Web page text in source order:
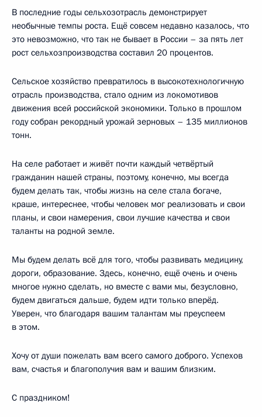
В последние годы сельхозотрасль демонстрирует
необычные темпы роста. Ещё совсем недавно казалось, что
это невозможно, что так не бывает в России – за пять лет
рост сельхозпроизводства составил 20 процентов.
Сельское хозяйство превратилось в высокотехнологичную
отрасль производства, стало одним из локомотивов
движения всей российской экономики. Только в прошлом
году собран рекордный урожай зерновых – 135 миллионов
тонн.
На селе работает и живёт почти каждый четвёртый
гражданин нашей страны, поэтому, конечно, мы всегда
будем делать так, чтобы жизнь на селе стала богаче,
краше, интереснее, чтобы человек мог реализовать и свои
планы, и свои намерения, свои лучшие качества и свои
таланты на родной земле.
Мы будем делать всё для того, чтобы развивать медицину,
дороги, образование. Здесь, конечно, ещё очень и очень
многое нужно сделать, но вместе с вами мы, безусловно,
будем двигаться дальше, будем идти только вперёд.
Уверен, что благодаря вашим талантам мы преуспеем
в этом.
Хочу от души пожелать вам всего самого доброго. Успехов
вам, счастья и благополучия вам и вашим близким.
С праздником!